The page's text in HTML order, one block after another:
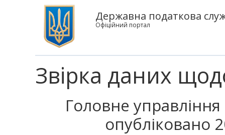
Державна податкова
Офіційний портал
Звірка даних
Головне управління
опубліковано